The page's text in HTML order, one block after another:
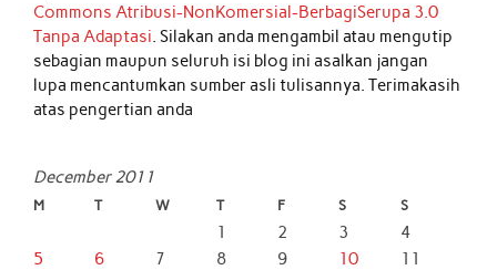
Commons Atribusi-NonKomersial-BerbagiSerupa 3.0
Tanpa Adaptasi. Silakan anda mengambil atau mengutip
sebagian maupun seluruh isi blog ini asalkan jangan
lupa mencantumkan sumber asli tulisannya. Terimakasih
atas pengertian anda
December 2011
M T W T F S S
1 2 3
4
5
6 7 8 9 10
11